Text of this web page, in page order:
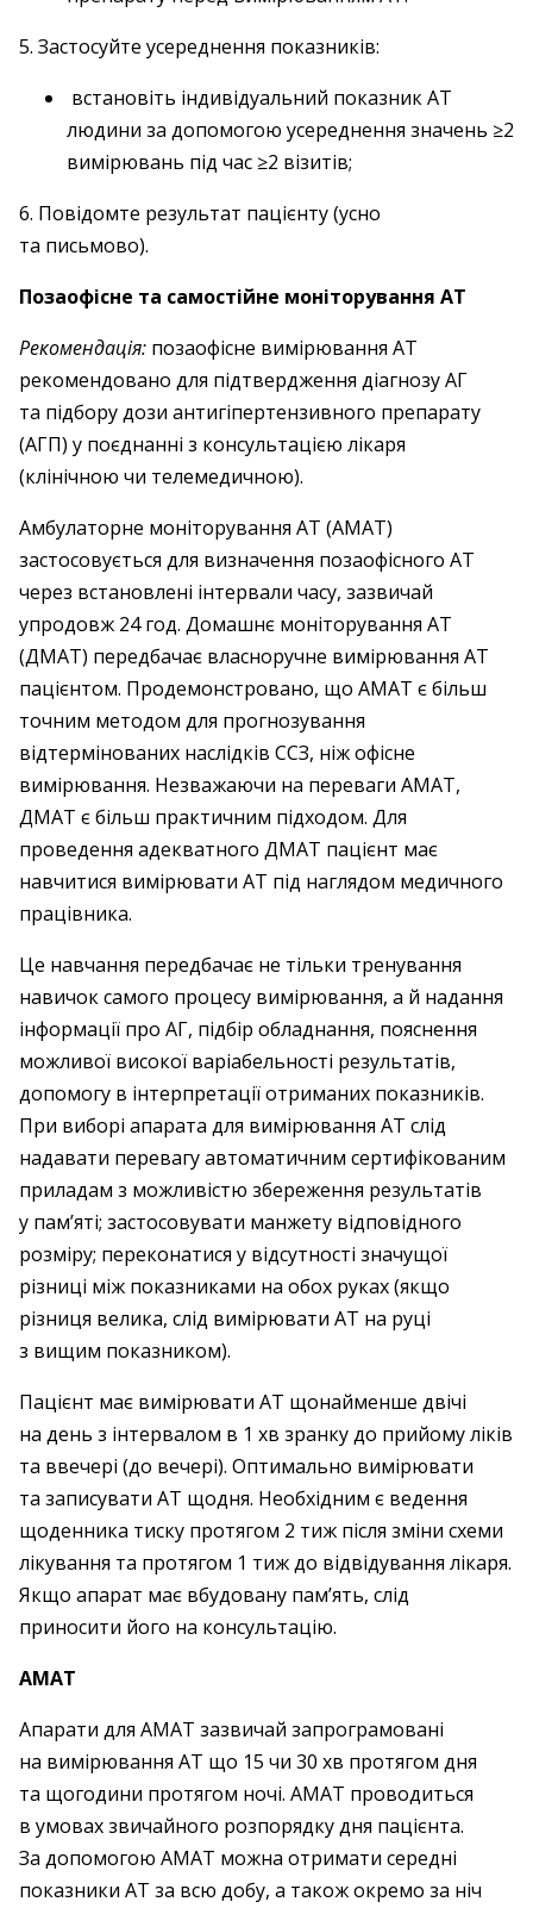
5. Застосуйте усереднення показників:
встановіть індивідуальний показник АТ
людини за допомогою усереднення значень ≥2
вимірювань під час ≥2 візитів;
6. Повідомте результат пацієнту (усно
та письмово).
Позаофісне та самостійне моніторування АТ
Рекомендація: позаофісне вимірювання АТ
рекомендовано для підтвердження ­діагнозу АГ
та підбору дози антигіпертензивного препарату
(АГП) у поєднанні з консультацією лікаря
(клінічною чи телемедичною).
Амбулаторне моніторування АТ (АМАТ)
застосовується для визначення позаофісного АТ
через встановлені інтервали часу, зазвичай
упродовж 24 год. Домашнє моніторування АТ
(ДМАТ) передбачає власноручне вимірювання АТ
пацієнтом. Продемонстровано, що АМАТ є більш
точним методом для прогнозування
відтермінованих наслідків ССЗ, ніж офісне
вимірювання. Незважаючи на переваги АМАТ,
ДМАТ є більш практичним підходом. Для
проведення адекватного ДМАТ пацієнт має
навчитися вимірювати АТ під наглядом медичного
працівника.
Це навчання передбачає не тільки тренування
навичок самого процесу вимірювання, а й надання
інформації про АГ, підбір обладнання, пояснення
можливої високої варіабельності результатів,
допомогу в інтерпретації отриманих показників.
При виборі апарата для вимірювання АТ слід
надавати перевагу автоматичним сертифікованим
приладам з можливістю збереження результатів
у пам’яті; застосовувати манжету відповідного
розміру; переконатися у відсутності значущої
різниці між показниками на обох руках (якщо
різниця велика, слід вимірювати АТ на руці
з вищим показником).
Пацієнт має вимірювати АТ щонайменше двічі
на день з інтервалом в 1 хв зранку до прийому ліків
та ввечері (до вечері). Оптимально вимірювати
та записувати АТ щодня. Необхідним є ведення
щоденника тиску протягом 2 тиж після зміни схеми
лікування та протягом 1 тиж до відвідування лікаря.
Якщо апарат має вбудовану пам’ять, слід
приносити його на консультацію.
АМАТ
Апарати для АМАТ зазвичай запрограмовані
на вимірювання АТ що 15 чи 30 хв протягом дня
та щогодини протягом ночі. АМАТ проводиться
в умовах звичайного розпорядку дня пацієнта.
За допомогою АМАТ можна отримати середні
показники АТ за всю добу, а також окремо за ніч